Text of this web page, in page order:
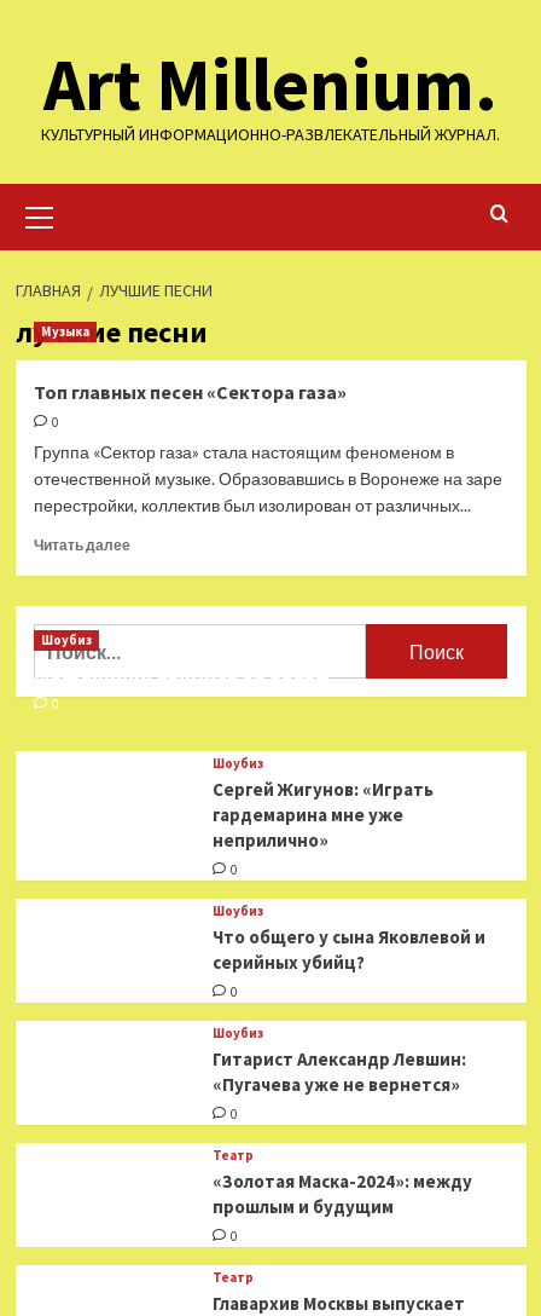
содержимому
Art Millenium.
КУЛЬТУРНЫЙ ИНФОРМАЦИОННО-РАЗВЛЕКАТЕЛЬНЫЙ ЖУРНАЛ.
меню
ГЛАВНАЯ ЛУЧШИЕ ПЕСНИ
лучшие песни
Музыка
Топ главных песен «Сектора газа»
0
Группа «Сектор газа» стала настоящим феноменом в
отечественной музыке. Образовавшись в Воронеже на заре
перестройки, коллектив был изолирован от различных...
Читать далееПрочитать
Топ
«Сектора
газа»
Найти:
Шоубиз
Мошенники взялись за звезд
0
Шоубиз
Сергей Жигунов: «Играть
гардемарина мне уже
неприлично»
0
Шоубиз
Что общего у сына Яковлевой и
серийных убийц?
0
Шоубиз
Гитарист Александр Левшин:
«Пугачева уже не вернется»
0
Театр
«Золотая Маска-2024»: между
прошлым и будущим
0
Театр
​​Главархив Москвы выпускает